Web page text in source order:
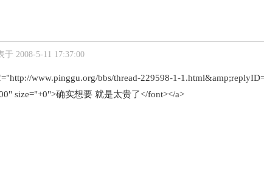
于 2008-5-11 17:37:00
www.pinggu.org/bbs/thread-229598-1-
size="+0">确实想要 就是太贵了</font></a>